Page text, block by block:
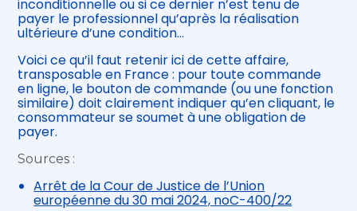
inconditionnelle ou si ce dernier n’est tenu de
payer le professionnel qu’après la réalisation
ultérieure d’une condition…
Voici ce qu’il faut retenir ici de cette affaire,
transposable en France : pour toute commande
en ligne, le bouton de commande (ou une fonction
similaire) doit clairement indiquer qu’en cliquant, le
consommateur se soumet à une obligation de
payer.
Sources :
Arrêt de la Cour de Justice de l’Union
européenne du 30 mai 2024, noC-400/22